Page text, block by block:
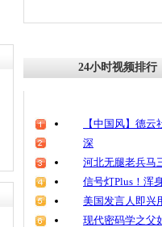
24小时视频排行
【中国风】德
深
河北无腿老兵马
信号灯Plus！浑
美国发言人即兴
现代密码学之父